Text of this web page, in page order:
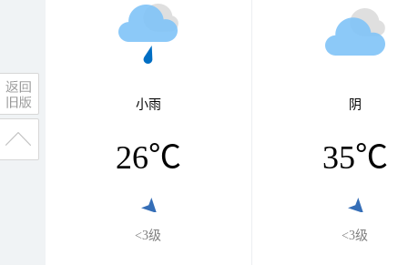
小雨
26℃
<3级
阴
35℃
<3级